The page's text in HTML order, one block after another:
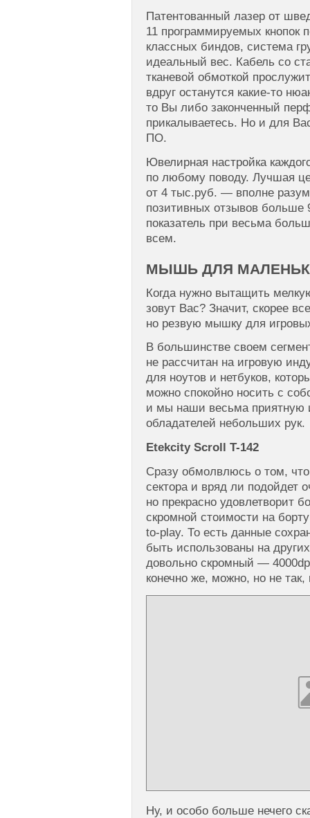
Патентованный лазер от
11 программируемых кнопок
классных биндов, система
идеальный вес. Кабель со
тканевой обмоткой
вдруг останутся какие-то
то Вы либо законченный
прикалываетесь. Но и для
ПО.
Ювелирная настройка
по любому поводу. Лучшая
от 4 тыс.руб. — вполне
позитивных отзывов
показатель при весьма
всем.
МЫШЬ ДЛЯ
Когда нужно вытащить
зовут Вас? Значит, скорее
но резвую мышку для
В большинстве своем
не рассчитан на игровую
для ноутов и нетбуков,
можно спокойно носить с
и мы наши весьма приятную
обладателей небольших рук.
Etekcity Scroll T-142
Сразу обмолвлюсь о том,
сектора и вряд ли подойдет
но прекрасно удовлетворит
скромной стоимости на
to-play. То есть данные
быть использованы на
довольно скромный —
конечно же, можно, но не так,
Ну, и особо больше нечего